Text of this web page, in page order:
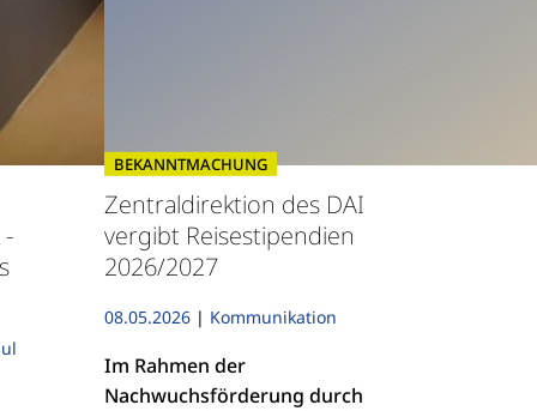
-
BEKANNTMACHUNG
Zentraldirektion des DAI
vergibt Reisestipendien
2026/2027
08.05.2026 | Kommunikation
Im Rahmen der
Nachwuchsförderung durch